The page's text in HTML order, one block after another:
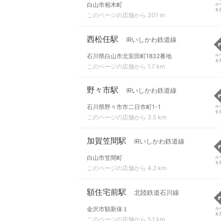
白山市相木町
このページの店舗から 301 m
ル
を
西松任駅 IRいしかわ鉄道線
石川県白山市北安田町1832番地
このページの店舗から 1.7 km
ル
を
野々市駅 IRいしかわ鉄道線
石川県野々市市二日市町1-1
このページの店舗から 3.5 km
ル
を
加賀笠間駅 IRいしかわ鉄道線
白山市笠間町
このページの店舗から 4.2 km
ル
を
額住宅前駅 北陸鉄道石川線
金沢市額新保１
このページの店舗から 5.1 km
ル
を